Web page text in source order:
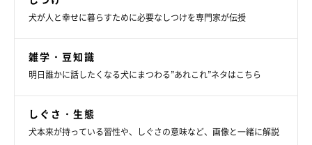
犬が人と幸せに暮らすために必要なしつけを専門家が伝授
雑学・豆知識
明日誰かに話したくなる犬にまつわる”あれこれ”ネタはこちら
しぐさ・生態
犬本来が持っている習性や、しぐさの意味など、画像と一緒に解説